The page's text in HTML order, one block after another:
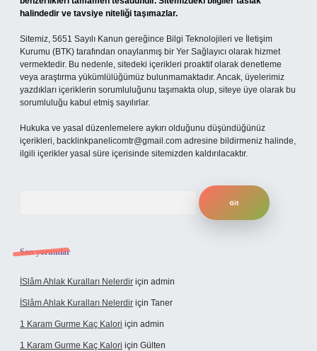
halindedir ve tavsiye niteliği taşımazlar.
Sitemiz, 5651 Sayılı Kanun gereğince Bilgi Teknolojileri ve İletişim
Kurumu (BTK) tarafından onaylanmış bir Yer Sağlayıcı olarak hizmet
vermektedir. Bu nedenle, sitedeki içerikleri proaktif olarak denetleme
veya araştırma yükümlülüğümüz bulunmamaktadır. Ancak, üyelerimiz
yazdıkları içeriklerin sorumluluğunu taşımakta olup, siteye üye olarak bu
sorumluluğu kabul etmiş sayılırlar.
Hukuka ve yasal düzenlemelere aykırı olduğunu düşündüğünüz
içerikleri, backlinkpanelicomtr@gmail.com adresine bildirmeniz halinde,
ilgili içerikler yasal süre içerisinde sitemizden kaldırılacaktır.
Son yorumlar
İSlâm Ahlak Kuralları Nelerdir için admin
İSlâm Ahlak Kuralları Nelerdir için Taner
1 Karam Gurme Kaç Kalori için admin
1 Karam Gurme Kaç Kalori için Gülten